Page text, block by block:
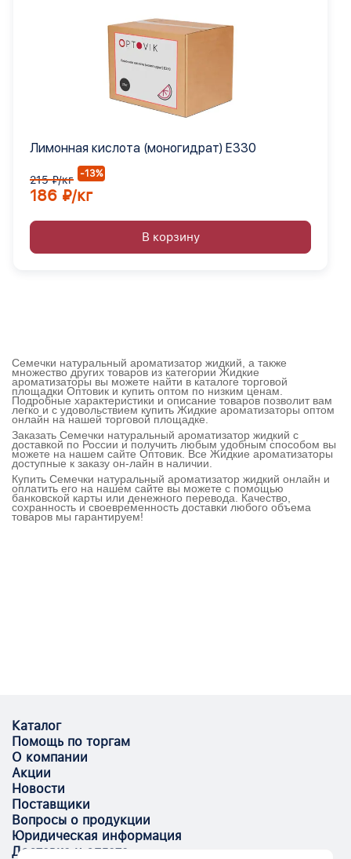
Лимонная кислота (моногидрат) Е330
215 ₽/кг -13%
186 ₽/кг
В корзину
Семечки натуральный ароматизатор жидкий, а также
множество других товаров из категории Жидкие
ароматизаторы вы можете найти в каталоге торговой
площадки Оптовик и купить оптом по низким ценам.
Подробные характеристики и описание товаров позволит вам
легко и с удовольствием купить Жидкие ароматизаторы оптом
онлайн на нашей торговой площадке.
Заказать Семечки натуральный ароматизатор жидкий с
доставкой по России и получить любым удобным способом вы
можете на нашем сайте Оптовик. Все Жидкие ароматизаторы
доступные к заказу он-лайн в наличии.
Купить Семечки натуральный ароматизатор жидкий онлайн и
оплатить его на нашем сайте вы можете с помощью
банковской карты или денежного перевода. Качество,
сохранность и своевременность доставки любого объема
товаров мы гарантируем!
Каталог
Помощь по торгам
О компании
Акции
Новости
Поставщики
Вопросы о продукции
Юридическая информация
Доставка и оплата